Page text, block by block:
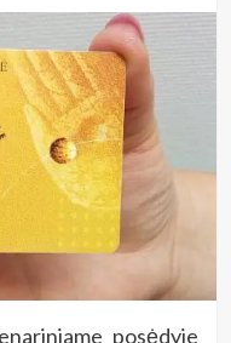
posėdyje